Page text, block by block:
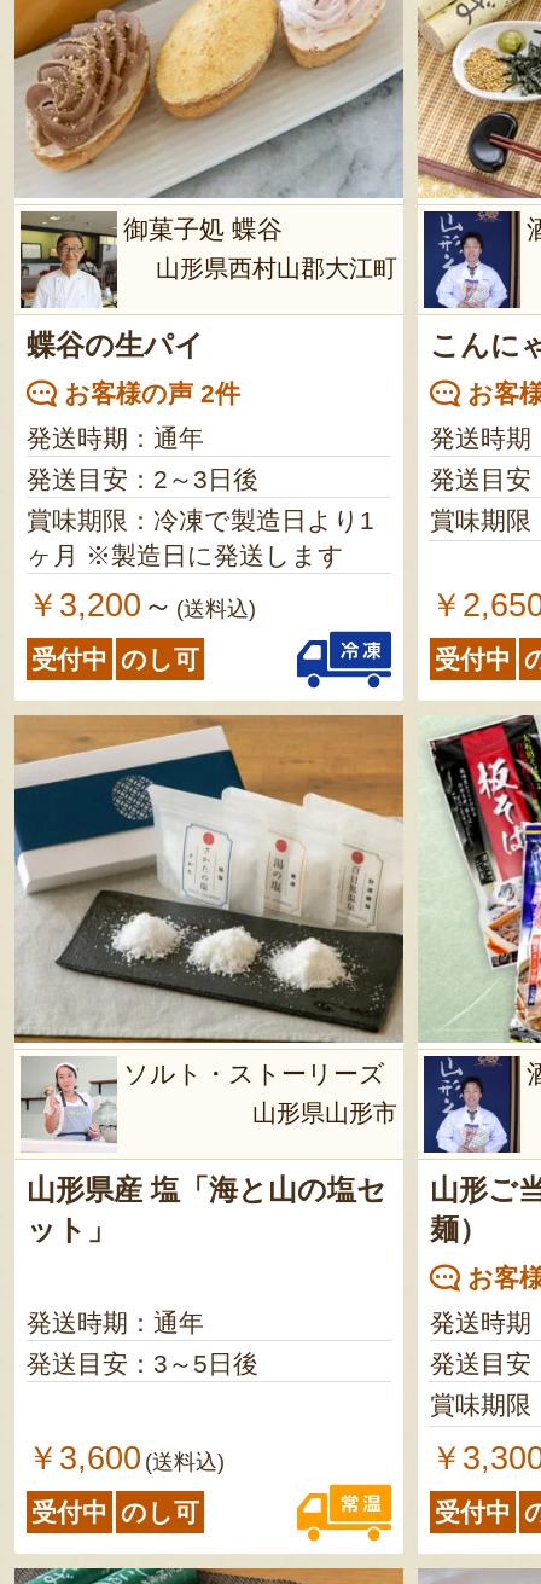
御菓子処 蝶谷
山形県西村山郡大江町
蝶谷の生パイ
お客様の声 2件
発送時期：通年
発送目安：2～3日後
賞味期限：冷凍で製造日より1
ヶ月 ※製造日に発送します
￥3,200 ～ (送料込)
受付中 のし可
こんに
お客
発送時期
発送目安
賞味期限
￥
受付中
ソルト・ストーリーズ
山形県山形市
山形県産 塩「海と山の塩セ
ット」
発送時期：通年
発送目安：3～5日後
￥3,600 (送料込)
受付中 のし可
山形ご
麺）
お客
発送時期
発送目安
賞味期限
￥
受付中